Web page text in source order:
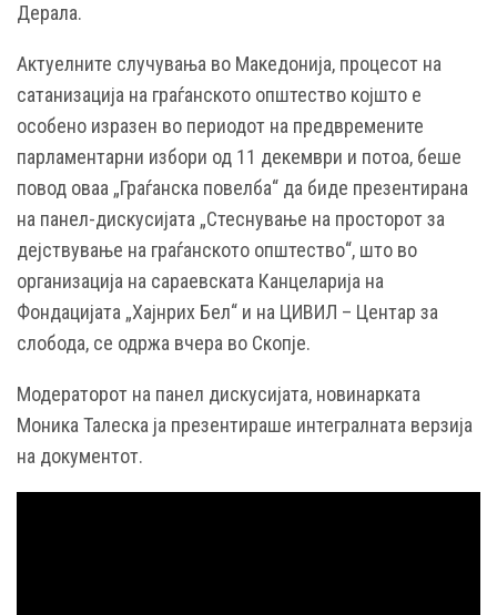
Дерала.
Актуелните случувања во Македонија, процесот на
сатанизација на граѓанското општество којшто е
особено изразен во периодот на предвремените
парламентарни избори од 11 декември и потоа, беше
повод оваа „Граѓанска повелба“ да биде презентирана
на панел-дискусијата „Стеснување на просторот за
дејствување на граѓанското општество“, што во
организација на сараевската Канцеларија на
Фондацијата „Хајнрих Бел“ и на ЦИВИЛ – Центар за
слобода, се одржа вчера во Скопје.
Модераторот на панел дискусијата, новинарката
Моника Талеска ја презентираше интегралната верзија
на документот.